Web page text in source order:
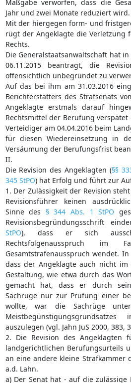
Maßgabe verworfen, dass die
Jahr und zwei Monate reduziert wird.
Mit der hiergegen form- und
rügt der Angeklagte die Verletzung
Rechts.
Die Generalstaatsanwaltschaft hat
06.11.2015 beantragt, die
offensichtlich unbegründet zu
Auf das bei ihm am 31.03.2016
Berichterstatters des Strafsenats
Angeklagte erstmals darauf
Rechtsmittel der Berufung
Verteidiger am 04.04.2016 beim
für diesen Wiedereinsetzung in
Versäumung der Berufungsfrist
II.
Die Revision des Angeklagten (§§
345 StPO) hat Erfolg und führt zur
1. Der Zulässigkeit der Revision
Revisionsführer keinen
Sinne des § 344 Abs. 1 StPO
Revisionsbegründungsschrift
StPO), dass er sich
Rechtsfolgenausspruch
Gesamtstrafenausspruch wendet.
dass der Angeklagte auch nicht im
Gestaltung, wie etwa durch das
gemacht hat, dass er durch
Sachrüge nur zur Prüfung einer
wollte, war die Sachrüge
auszulegen (vgl. Jahn JuS 2000, 383,
2. Die Revision des Angeklagten
landgerichtlichen Berufungsurteils
an eine andere kleine Strafkammer
a.d. Lahn.
a) Der Senat hat - auf die zulässige